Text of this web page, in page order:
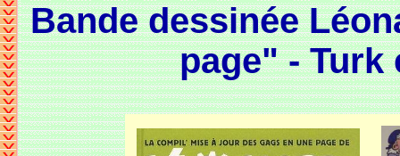
Bande dessinée
page" - Turk